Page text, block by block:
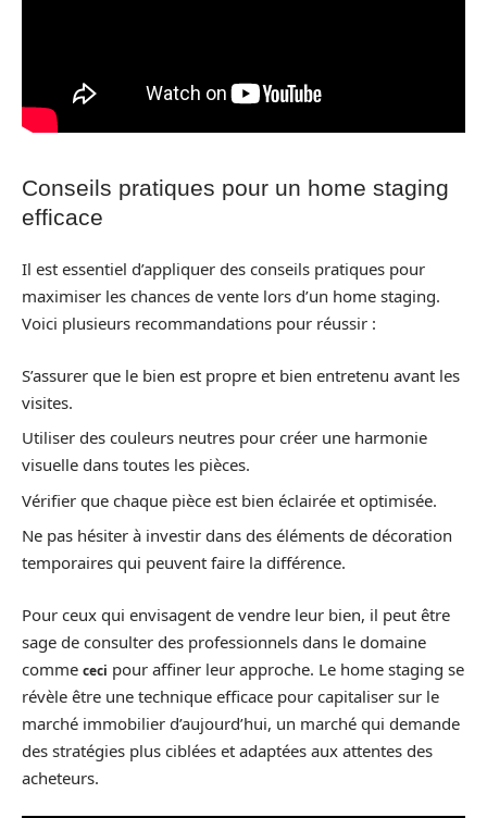
Conseils pratiques pour un home staging
efficace
Il est essentiel d’appliquer des conseils pratiques pour
maximiser les chances de vente lors d’un home staging.
Voici plusieurs recommandations pour réussir :
S’assurer que le bien est propre et bien entretenu avant les
visites.
Utiliser des couleurs neutres pour créer une harmonie
visuelle dans toutes les pièces.
Vérifier que chaque pièce est bien éclairée et optimisée.
Ne pas hésiter à investir dans des éléments de décoration
temporaires qui peuvent faire la différence.
Pour ceux qui envisagent de vendre leur bien, il peut être
sage de consulter des professionnels dans le domaine
comme ceci pour affiner leur approche. Le home staging se
révèle être une technique efficace pour capitaliser sur le
marché immobilier d’aujourd’hui, un marché qui demande
des stratégies plus ciblées et adaptées aux attentes des
acheteurs.